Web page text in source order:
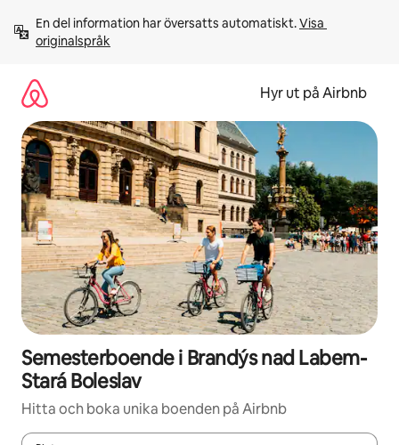
innehåll
En del information har översatts automatiskt. Visa
originalspråk
Hyr ut på Airbnb
Semesterboende i Brandýs nad Labem-
Stará Boleslav
Hitta och boka unika boenden på Airbnb